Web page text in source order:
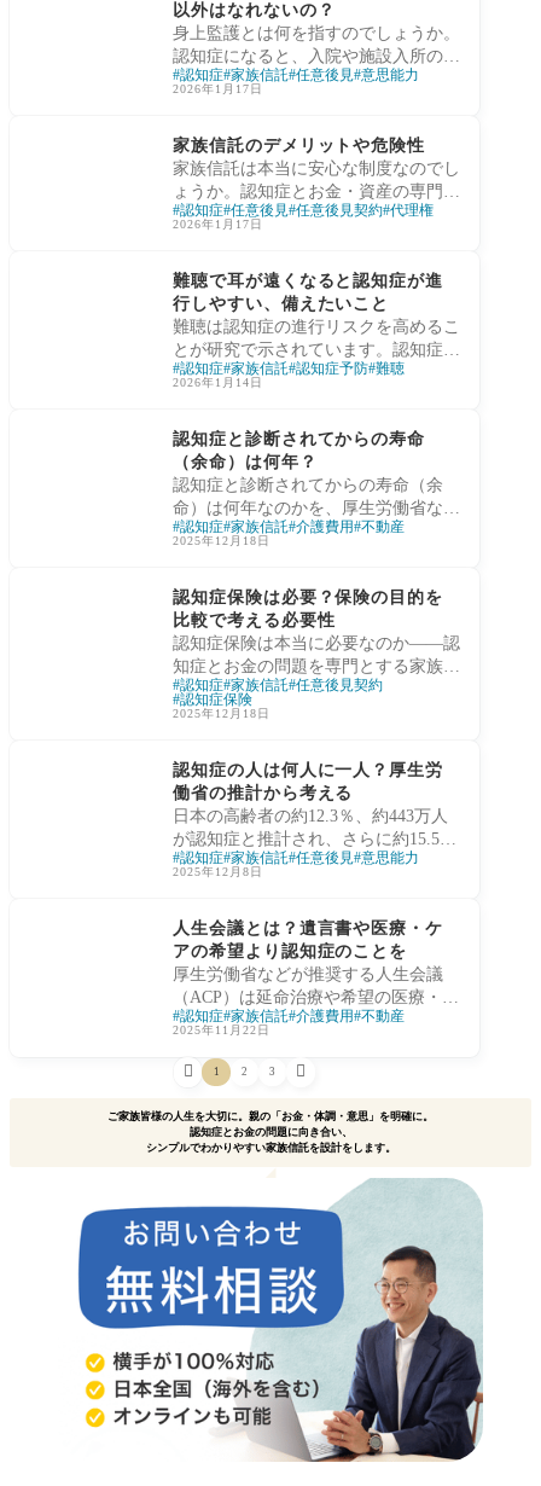
以外はなれないの？
身上監護とは何を指すのでしょうか。
認知症になると、入院や施設入所の判
断は後見人でなければできないのでし
解説します。
認知症 家族信託 任意後見 意思能力
2026年1月17日
家族信託のデメリットや危険性
家族信託は本当に安心な制度なのでし
ょうか。認知症とお金・資産の専門家
である家族信託コンサルタント横手彰
かりやすく解説します。
認知症 任意後見 任意後見契約 代理権
2026年1月17日
難聴で耳が遠くなると認知症が進
行しやすい、備えたいこと
難聴は認知症の進行リスクを高めるこ
とが研究で示されています。認知症予
防と同時に、家族信託によるお金と資
認知症 家族信託 認知症予防 難聴
2026年1月14日
認知症と診断されてからの寿命
（余命）は何年？
認知症と診断されてからの寿命（余
命）は何年なのかを、厚生労働省など
公的データをもとに解説。認知症予備
族信託コンサルタント横手彰太さんの
視点でわかりやすくまとめています。
認知症 家族信託 介護費用 不動産
2025年12月18日
認知症保険は必要？保険の目的を
比較で考える必要性
認知症保険は本当に必要なのか――認
知症とお金の問題を専門とする家族信
託コンサルタント横手彰太が、保険で
備えられる範囲と備えられない範囲を
用補填と、判断能力低下で契約や財産
管理が止まるリスクの違いを理解し、
家族信託・任意後見との役割を比較し
ながら、本当に必要な備え方を考えま
す。
認知症 家族信託 任意後見契約
認知症保険
2025年12月18日
認知症の人は何人に一人？厚生労
働省の推計から考える
日本の高齢者の約12.3％、約443万人
が認知症と推計され、さらに約15.5％
が軽度認知障害（MCI）にあたると報
機能低下を抱える可能性があります。
認知症とお金の問題に強い家族信託コ
ンサルタント・横手彰太が、最新デー
タをもとに「認知症の実態」と「将来
の備え」を解説します。
認知症 家族信託 任意後見 意思能力
2025年12月8日
人生会議とは？遺言書や医療・ケ
アの希望より認知症のことを
厚生労働省などが推奨する人生会議
（ACP）は延命治療や希望の医療・ケ
アの話が中心です。しかし、認知症で
とともに財産管理の備えを整えること
が重要です。家族信託コンサルタント
横手彰太が、遺言書では守れない生前
の暮らしをどう支えるかを専門的に解
説します。
認知症 家族信託 介護費用 不動産
2025年11月22日
 1 2 3 
ご家族皆様の人生を大切に。親の「お金・体調・意思」を明確に。
認知症とお金の問題に向き合い、
シンプルでわかりやすい家族信託を設計をします。